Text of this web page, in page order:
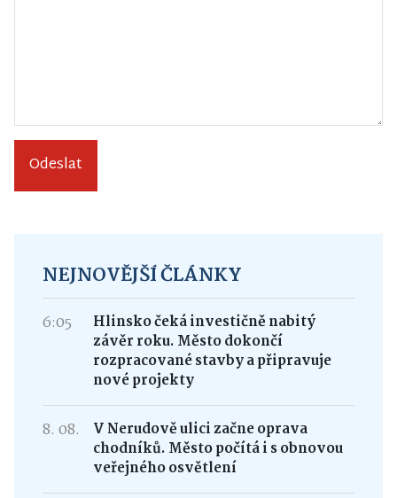
Odeslat
NEJNOVĚJŠÍ ČLÁNKY
6:05
Hlinsko čeká investičně nabitý
závěr roku. Město dokončí
rozpracované stavby a připravuje
nové projekty
8. 08.
V Nerudově ulici začne oprava
chodníků. Město počítá i s obnovou
veřejného osvětlení